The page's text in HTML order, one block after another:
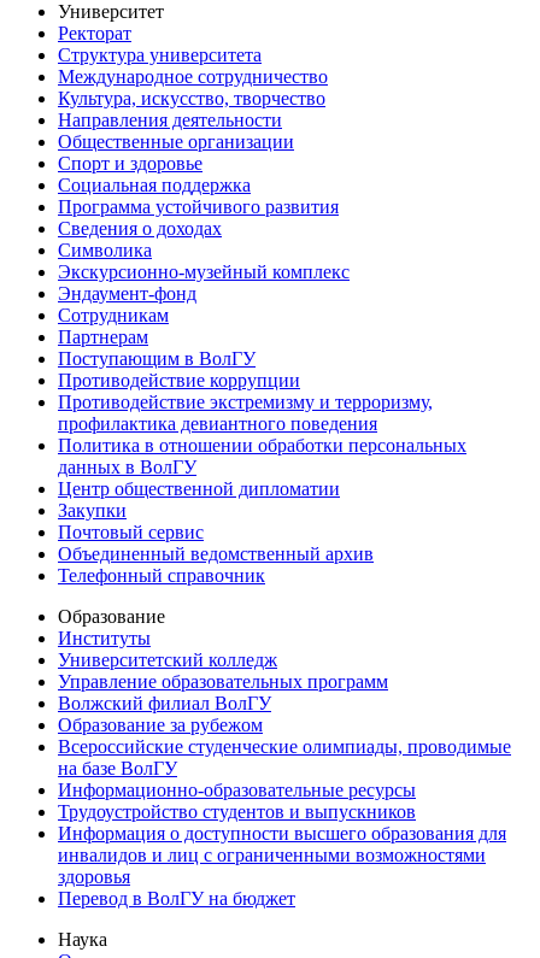
Университет
Ректорат
Структура университета
Международное сотрудничество
Культура, искусство, творчество
Направления деятельности
Общественные организации
Спорт и здоровье
Социальная поддержка
Программа устойчивого развития
Сведения о доходах
Символика
Экскурсионно-музейный комплекс
Эндаумент-фонд
Сотрудникам
Партнерам
Поступающим в ВолГУ
Противодействие коррупции
Противодействие экстремизму и терроризму,
профилактика девиантного поведения
Политика в отношении обработки персональных
данных в ВолГУ
Центр общественной дипломатии
Закупки
Почтовый сервис
Объединенный ведомственный архив
Телефонный справочник
Образование
Институты
Университетский колледж
Управление образовательных программ
Волжский филиал ВолГУ
Образование за рубежом
Всероссийские студенческие олимпиады, проводимые
на базе ВолГУ
Информационно-образовательные ресурсы
Трудоустройство студентов и выпускников
Информация о доступности высшего образования для
инвалидов и лиц с ограниченными возможностями
здоровья
Перевод в ВолГУ на бюджет
Наука